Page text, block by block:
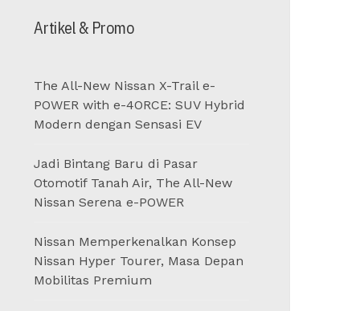
Artikel & Promo
The All-New Nissan X-Trail e-
POWER with e-4ORCE: SUV Hybrid
Modern dengan Sensasi EV
Jadi Bintang Baru di Pasar
Otomotif Tanah Air, The All-New
Nissan Serena e-POWER
Nissan Memperkenalkan Konsep
Nissan Hyper Tourer, Masa Depan
Mobilitas Premium